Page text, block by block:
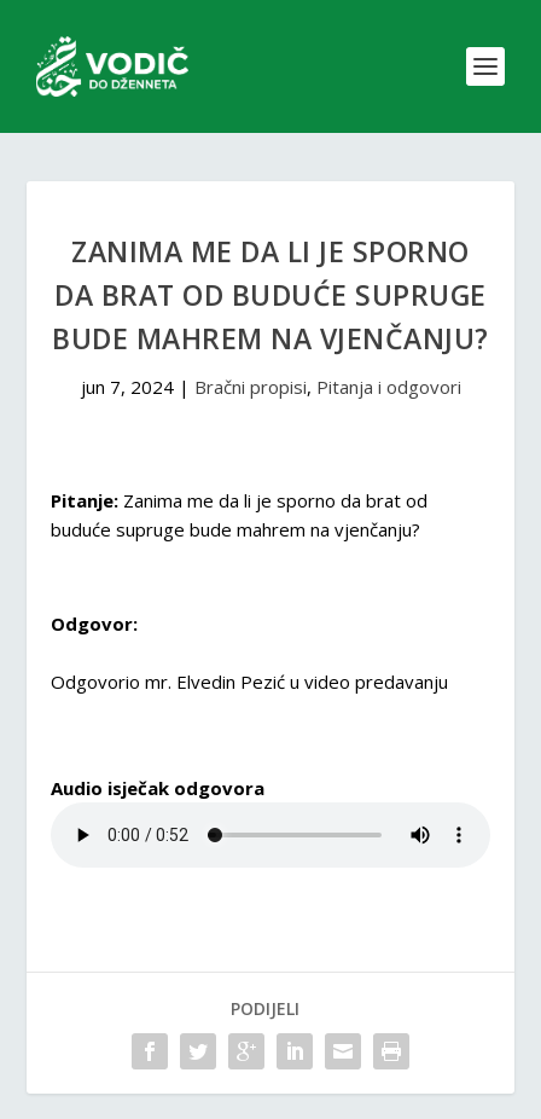
ZANIMA ME DA LI JE SPORNO
DA BRAT OD BUDUĆE SUPRUGE
BUDE MAHREM NA VJENČANJU?
jun 7, 2024| Bračni propisi, Pitanja i odgovori
Pitanje: Zanima me da li je sporno da brat od
buduće supruge bude mahrem na vjenčanju?
Odgovor:
Odgovorio mr. Elvedin Pezić u video predavanju
Audio isječak odgovora
PODIJELI